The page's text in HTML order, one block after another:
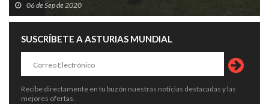
06 de Sep de 2020
SUSCRÍBETE A ASTURIAS MUNDIAL
Recibe directamente en tu buzón nuestras noticias destacadas y las
mejores ofertas.